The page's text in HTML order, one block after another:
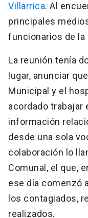
Villarrica. Al
principales
funcionarios de la
La reunión tenía
lugar, anunciar
Municipal y el
acordado trabajar
información
desde una sola
colaboración lo
Comunal, el que,
ese día comenzó
los contagiados,
realizados.